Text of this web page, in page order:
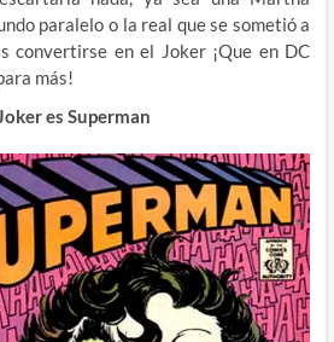
paralelo o la real que se sometió a
convertirse en el Joker ¡Que en DC
más!
es Superman